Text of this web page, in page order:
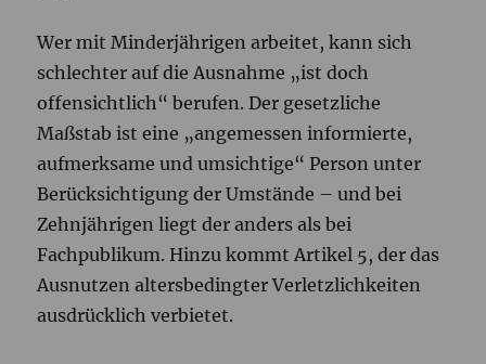
Wer mit Minderjährigen arbeitet, kann sich
schlechter auf die Ausnahme „ist doch
offensichtlich“ berufen. Der gesetzliche
Maßstab ist eine „angemessen informierte,
aufmerksame und umsichtige“ Person unter
Berücksichtigung der Umstände – und bei
Zehnjährigen liegt der anders als bei
Fachpublikum. Hinzu kommt Artikel 5, der das
Ausnutzen altersbedingter Verletzlichkeiten
ausdrücklich verbietet.